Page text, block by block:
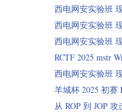
西电网安实验班
西电网安实验班
西电网安实验班
RCTF 2025 mstr
西电网安实验班
羊城杯 2025 初赛
从 ROP 到 JOP 攻